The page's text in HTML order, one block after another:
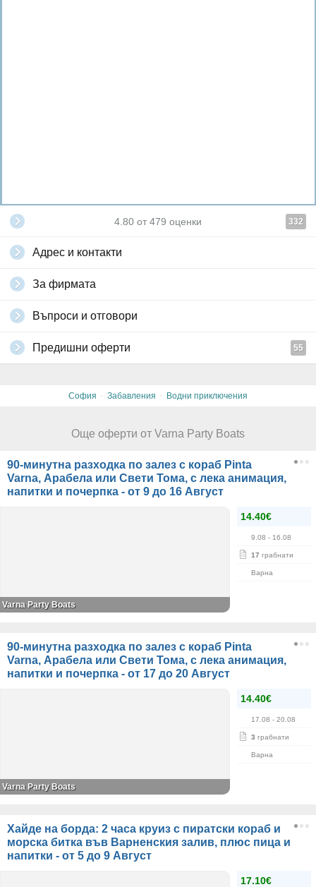
4.80 от 479 оценки 332
Адрес и контакти
За фирмата
Въпроси и отговори
Предишни оферти 55
София · Забавления · Водни приключения
Още оферти от Varna Party Boats
90-минутна разходка по залез с кораб Pinta
Varna, Арабела или Свети Тома, с лека анимация,
напитки и почерпка - от 9 до 16 Август
14.40€
9.08 - 16.08
17 грабнати
Варна
Varna Party Boats
90-минутна разходка по залез с кораб Pinta
Varna, Арабела или Свети Тома, с лека анимация,
напитки и почерпка - от 17 до 20 Август
14.40€
17.08 - 20.08
3 грабнати
Варна
Varna Party Boats
Хайде на борда: 2 часа круиз с пиратски кораб и
морска битка във Варненския залив, плюс пица и
напитки - от 5 до 9 Август
17.10€